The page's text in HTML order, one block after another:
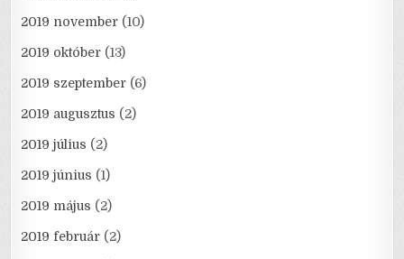
2019 november (10)
2019 október (13)
2019 szeptember (6)
2019 augusztus (2)
2019 július (2)
2019 június (1)
2019 május (2)
2019 február (2)